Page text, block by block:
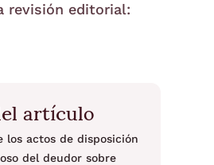
revisión editorial:
artículo
los actos de disposición
del deudor sobre